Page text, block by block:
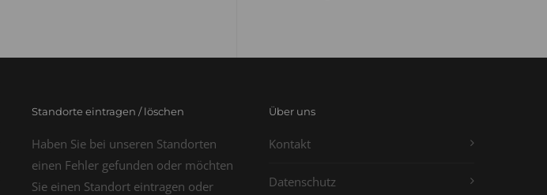
Standorte eintragen / löschen
Haben Sie bei unseren Standorten
einen Fehler gefunden oder möchten
Sie einen Standort eintragen oder
Über uns
Kontakt
Datenschutz